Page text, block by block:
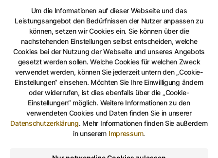
Um die Informationen auf dieser Webseite und das
Leistungsangebot den Bedürfnissen der Nutzer anpassen zu
können, setzen wir Cookies ein. Sie können über die
nachstehenden Einstellungen selbst entscheiden, welche
Cookies bei der Nutzung der Webseite und unseres Angebots
gesetzt werden sollen. Welche Cookies für welchen Zweck
verwendet werden, können Sie jederzeit untern den „Cookie-
Einstellungen“ einsehen. Möchten Sie Ihre Einwilligung ändern
oder widerrufen, ist dies ebenfalls über die „Cookie-
Einstellungen“ möglich. Weitere Informationen zu den
verwendeten Cookies und Daten finden Sie in unserer
Datenschutzerklärung. Mehr Informationen finden Sie außerdem
in unserem Impressum.
SMARTCity
Städtische Datenquellen auf einer Plattform
Dazu gehören beispielsweise Daten zu Lärmpegeln,
Feinstaubwerten, Wetterdaten und vieles mehr.
Innenstadtentwicklung, Kooperationszentrum,
© bw.pictures/Stadt Gera